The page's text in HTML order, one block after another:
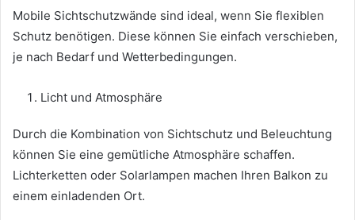
Mobile Sichtschutzwände sind ideal, wenn Sie flexiblen
Schutz benötigen. Diese können Sie einfach verschieben,
je nach Bedarf und Wetterbedingungen.
Licht und Atmosphäre
Durch die Kombination von Sichtschutz und Beleuchtung
können Sie eine gemütliche Atmosphäre schaffen.
Lichterketten oder Solarlampen machen Ihren Balkon zu
einem einladenden Ort.